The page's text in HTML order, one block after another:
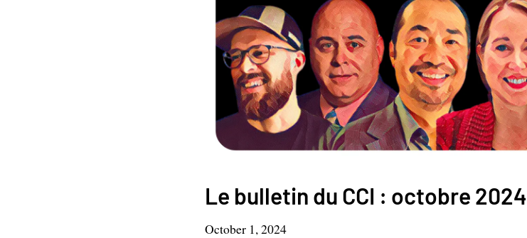
Le bulletin du CCI : octobre 2024
October 1, 2024